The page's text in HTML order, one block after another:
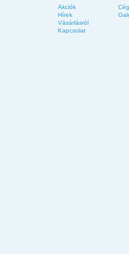
Akciók
Hírek
Vásárlásról
Kapcsolat